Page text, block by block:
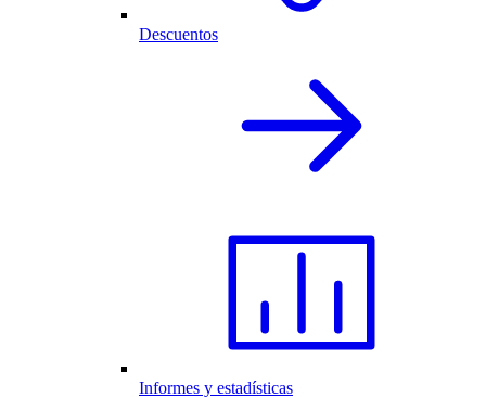
Descuentos
Informes y estadísticas